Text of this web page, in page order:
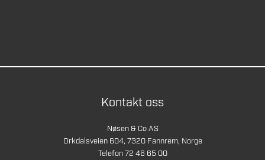
Kontakt oss
Nøsen & Co AS
Orkdalsveien 604, 7320 Fannrem, Norge
Telefon 72 46 65 00